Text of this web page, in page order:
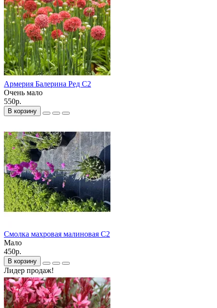
Армерия Балерина Ред С2
Очень мало
550р.
В корзину
Смолка махровая малиновая С2
Мало
450р.
В корзину
Лидер продаж!